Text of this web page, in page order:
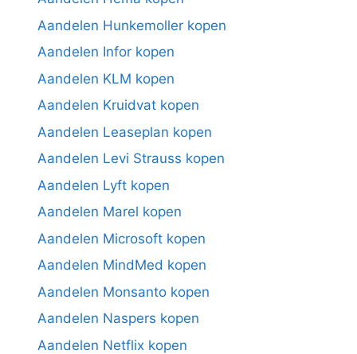
Aandelen Hunkemoller kopen
Aandelen Infor kopen
Aandelen KLM kopen
Aandelen Kruidvat kopen
Aandelen Leaseplan kopen
Aandelen Levi Strauss kopen
Aandelen Lyft kopen
Aandelen Marel kopen
Aandelen Microsoft kopen
Aandelen MindMed kopen
Aandelen Monsanto kopen
Aandelen Naspers kopen
Aandelen Netflix kopen